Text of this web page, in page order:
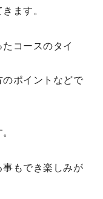
ます。
コースのタイ
ポイントなどで
事もでき楽しみが